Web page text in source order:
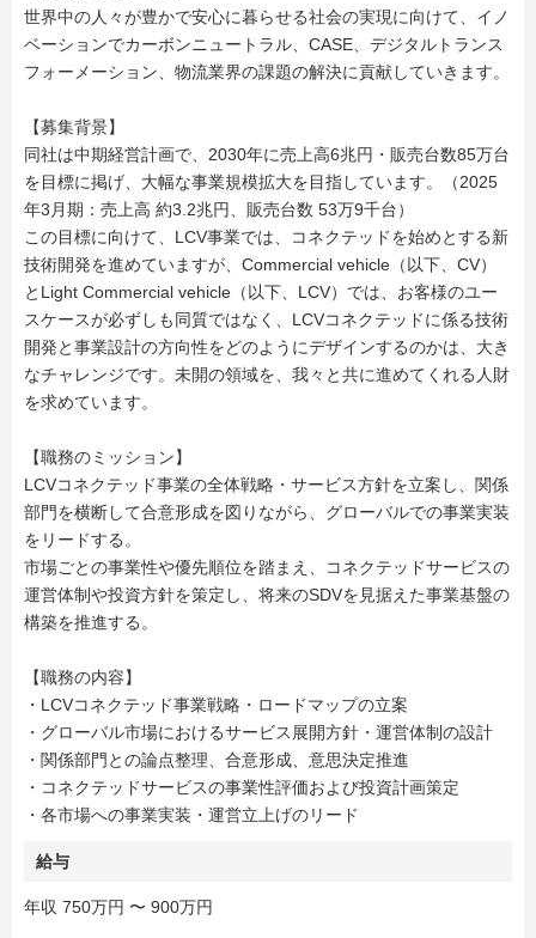
世界中の人々が豊かで安心に暮らせる社会の実現に向けて、イノ
ベーションでカーボンニュートラル、CASE、デジタルトランス
フォーメーション、物流業界の課題の解決に貢献していきます。
【募集背景】
同社は中期経営計画で、2030年に売上高6兆円・販売台数85万台
を目標に掲げ、大幅な事業規模拡大を目指しています。（2025
年3月期：売上高 約3.2兆円、販売台数 53万9千台）
この目標に向けて、LCV事業では、コネクテッドを始めとする新
技術開発を進めていますが、Commercial vehicle（以下、CV）
とLight Commercial vehicle（以下、LCV）では、お客様のユー
スケースが必ずしも同質ではなく、LCVコネクテッドに係る技術
開発と事業設計の方向性をどのようにデザインするのかは、大き
なチャレンジです。未開の領域を、我々と共に進めてくれる人財
を求めています。
【職務のミッション】
LCVコネクテッド事業の全体戦略・サービス方針を立案し、関係
部門を横断して合意形成を図りながら、グローバルでの事業実装
をリードする。
市場ごとの事業性や優先順位を踏まえ、コネクテッドサービスの
運営体制や投資方針を策定し、将来のSDVを見据えた事業基盤の
構築を推進する。
【職務の内容】
・LCVコネクテッド事業戦略・ロードマップの立案
・グローバル市場におけるサービス展開方針・運営体制の設計
・関係部門との論点整理、合意形成、意思決定推進
・コネクテッドサービスの事業性評価および投資計画策定
・各市場への事業実装・運営立上げのリード
給与
年収 750万円 〜 900万円